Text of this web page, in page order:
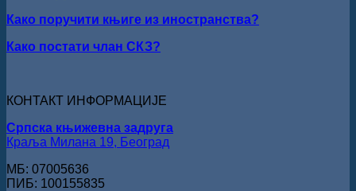
Кирилов
Како поручити књиге из иностранства?
Како постати члан СКЗ?
КОНТАКТ ИНФОРМАЦИЈЕ
Српска књижевна задруга
Краља Милана 19, Београд
МБ: 07005636
ПИБ: 100155835